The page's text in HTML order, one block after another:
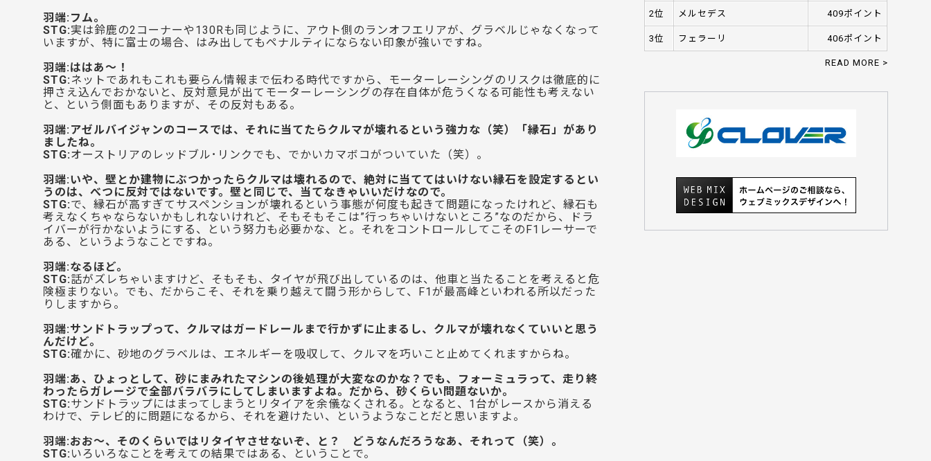
羽端:フム。
STG:実は鈴鹿の2コーナーや130Rも同じように、アウト側のランオフエリアが、グラベルじゃなくなって
いますが、特に富士の場合、はみ出してもペナルティにならない印象が強いですね。
羽端:ははあ〜！
STG: ネットであれもこれも要らん情報まで伝わる時代ですから、モーターレーシングのリスクは徹底的に
押さえ込んでおかないと、反対意見が出てモーターレーシングの存在自体が危うくなる可能性も考えない
と、という側面もありますが、その反対もある。
羽端:アゼルバイジャンのコースでは、それに当てたらクルマが壊れるという強力な（笑）「縁石」があり
ましたね。
STG:オーストリアのレッドブル･リンクでも、でかいカマボコがついていた（笑）。
羽端:いや、壁とか建物にぶつかったらクルマは壊れるので、絶対に当ててはいけない縁石を設定するとい
うのは、べつに反対ではないです。壁と同じで、当てなきゃいいだけなので。
STG:で、縁石が高すぎてサスペンションが壊れるという事態が何度も起きて問題になったけれど、縁石も
考えなくちゃならないかもしれないけれど、そもそもそこは”行っちゃいけないところ”なのだから、ドラ
イバーが行かないようにする、という努力も必要かな、と。それをコントロールしてこそのF1レーサーで
ある、というようなことですね。
羽端:なるほど。
STG:話がズレちゃいますけど、そもそも、タイヤが飛び出しているのは、他車と当たることを考えると危
険極まりない。でも、だからこそ、それを乗り越えて闘う形からして、F1が最高峰といわれる所以だった
りしますから。
羽端:サンドトラップって、クルマはガードレールまで行かずに止まるし、クルマが壊れなくていいと思う
んだけど。
STG:確かに、砂地のグラベルは、エネルギーを吸収して、クルマを巧いこと止めてくれますからね。
羽端:あ、ひょっとして、砂にまみれたマシンの後処理が大変なのかな？でも、フォーミュラって、走り終
わったらガレージで全部バラバラにしてしまいますよね。だから、砂くらい問題ないか。
STG:サンドトラップにはまってしまうとリタイアを余儀なくされる。となると、1台がレースから消える
わけで、テレビ的に問題になるから、それを避けたい、というようなことだと思いますよ。
羽端:おお〜、そのくらいではリタイヤさせないぞ、と？ どうなんだろうなあ、それって（笑）。
STG: いろいろなことを考えての結果ではある、ということで。
2位 メルセデス 409ポイント
3位 フェラーリ 406ポイント
READ MORE >